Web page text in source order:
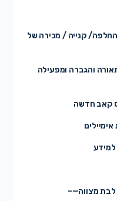
קנייה / מכירה של
והגברה ומפעילה
קאב חדשה
למידע
מצווה—–